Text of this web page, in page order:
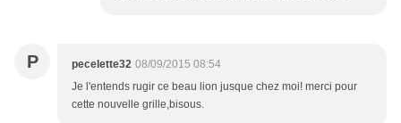
P pecelette32 08/09/2015 08:54
Je l'entends rugir ce beau lion jusque chez moi! merci pour
cette nouvelle grille,bisous.